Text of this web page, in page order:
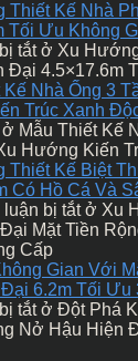
Thiết Kế Nhà
Tối Ưu Không
tắtở Xu
Đại 4.5×17.6m
Kế Nhà Ống 3
Trúc Xanh
Mẫu Thiết Kế
Hướng Kiến
Thiết Kế Biệt
Có Hồ Cá Và
luận bị tắtở Xu
Mặt Tiền
Cấp
Gian Với
6.2m Tối Ưu
tắtở Đột Phá
Nở Hậu Hiện